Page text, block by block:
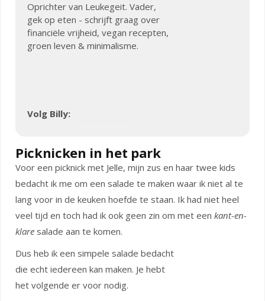
Oprichter van Leukegeit. Vader,
gek op eten - schrijft graag over
financiële vrijheid, vegan recepten,
groen leven & minimalisme.
Volg Billy:
Picknicken in het park
Voor een picknick met Jelle, mijn zus en haar twee kids
bedacht ik me om een salade te maken waar ik niet al te
lang voor in de keuken hoefde te staan. Ik had niet heel
veel tijd en toch had ik ook geen zin om met een kant-en-
klare salade aan te komen.
Dus heb ik een simpele salade bedacht
die echt iedereen kan maken. Je hebt
het volgende er voor nodig.